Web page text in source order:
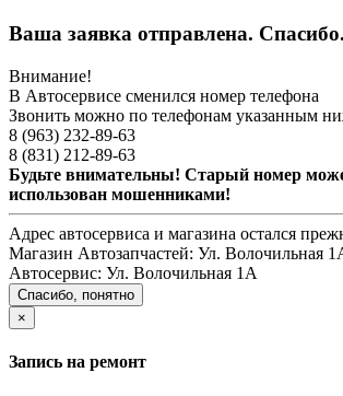
Ваша заявка отправлена. Спасибо.
Внимание!
В Автосервисе сменился номер телефона
Звонить можно по телефонам указанным
8 (963) 232-89-63
8 (831) 212-89-63
Будьте внимательны! Старый номер
использован мошенниками!
Адрес автосервиса и магазина остался
Магазин Автозапчастей: Ул. Волочильная
Автосервис: Ул. Волочильная 1А
Спасибо, понятно
×
Запись на ремонт